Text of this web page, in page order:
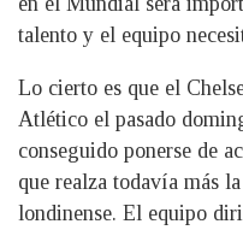
talento y el equipo
Lo cierto es que el
Atlético el pasado
conseguido ponerse de
que realza todavía más
londinense. El equipo